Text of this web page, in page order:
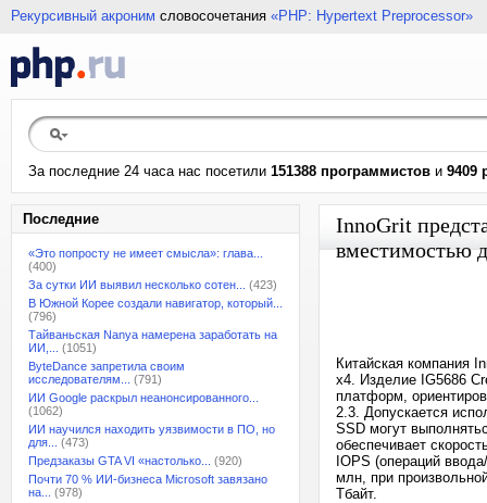
Рекурсивный акроним словосочетания «PHP: Hypertext Preprocessor»
За последние 24 часа нас посетили 151388 программистов и 9409
Последние
«Это попросту не имеет смысла»: глава...
(400)
За сутки ИИ выявил несколько сотен...
(423)
В Южной Корее создали навигатор, который...
(796)
Тайваньская Nanya намерена заработать на
ИИ,...
(1051)
ByteDance запретила своим
исследователям...
(791)
ИИ Google раскрыл неанонсированного...
(1062)
ИИ научился находить уязвимости в ПО, но
для...
(473)
Предзаказы GTA VI «настолько...
(920)
Почти 70 % ИИ-бизнеса Microsoft завязано
на...
(978)
InnoGrit
вместимостью
Китайская компания
x4. Изделие IG5686
платформ,
2.3. Допускается
SSD могут
обеспечивает
IOPS (операций
млн, при
Тбайт.